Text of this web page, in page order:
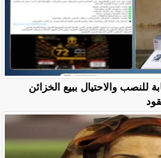
والاحتيال ببيع الخزائن